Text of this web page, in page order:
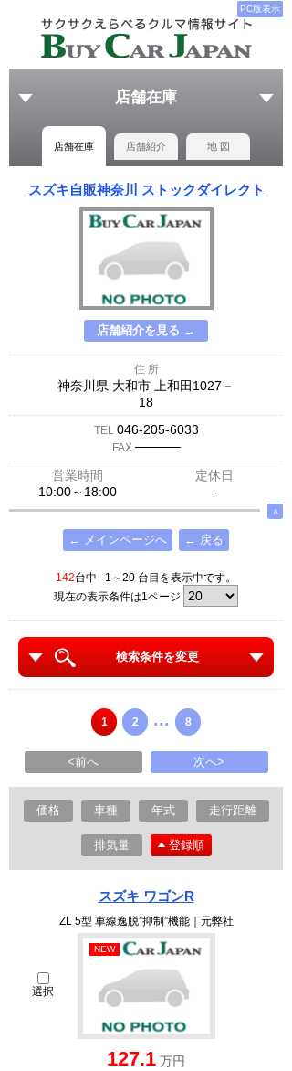
PC版表示
店舗在庫
店舗在庫 店舗紹介 地 図
スズキ自販神奈川 ストックダイレクト
店舗紹介を見る →
住 所
神奈川県 大和市 上和田1027－
18
TEL 046-205-6033
FAX ─────
営業時間
定休日
10:00～18:00
-
∧
← メインページへ ← 戻る
142台中 1～20 台目を表示中です。
現在の表示条件は1ページ
検索条件を変更
1 2 ... 8
<前へ 次へ>
価格 車種 年式 走行距離
排気量 登録順
スズキ ワゴンR
ZL 5型 車線逸脱”抑制”機能｜元弊社
選択
NEW
127.1 万円